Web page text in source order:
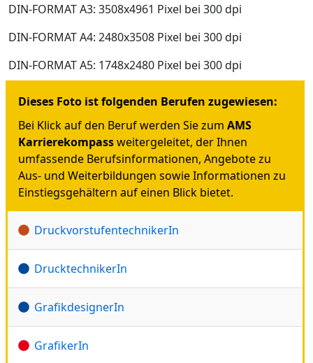
DIN-FORMAT A3: 3508x4961 Pixel bei 300 dpi
DIN-FORMAT A4: 2480x3508 Pixel bei 300 dpi
DIN-FORMAT A5: 1748x2480 Pixel bei 300 dpi
Dieses Foto ist folgenden Berufen zugewiesen:
Bei Klick auf den Beruf werden Sie zum AMS
Karrierekompassweitergeleitet, der Ihnen
umfassende Berufsinformationen, Angebote zu
Aus- und Weiterbildungen sowie Informationen zu
Einstiegsgehältern auf einen Blick bietet.
DruckvorstufentechnikerIn
DrucktechnikerIn
GrafikdesignerIn
GrafikerIn